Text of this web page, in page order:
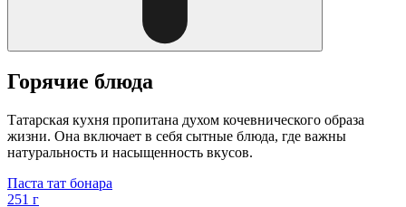
Горячие блюда
Татарская кухня пропитана духом кочевнического образа
жизни. Она включает в себя сытные блюда, где важны
натуральность и насыщенность вкусов.
Паста тат бонара
251 г